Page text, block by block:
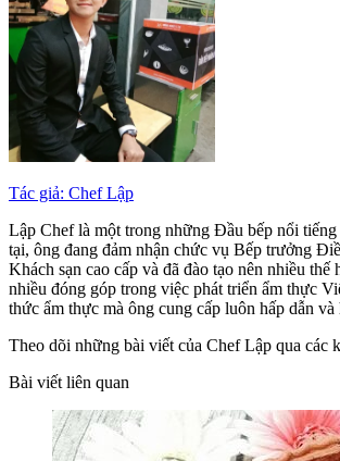
Tác giả: Chef Lập
Lập Chef là một trong những Đầu bếp nổi
tại, ông đang đảm nhận chức vụ Bếp trưởng
Khách sạn cao cấp và đã đào tạo nên nhiều
nhiều đóng góp trong việc phát triển ẩm thực
thức ẩm thực mà ông cung cấp luôn hấp dẫn
Theo dõi những bài viết của Chef Lập qua các
Bài viết liên quan